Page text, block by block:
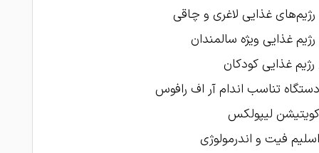
غذایی لاغری و چاقی
غذایی ویژه سالمندان
غذایی کودکان
دستگاه تناسب اندام آر اف رافوس
کویتیشن لیپولکس
اسلیم فیت و اندرمولوژی